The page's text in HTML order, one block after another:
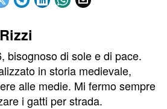
bisognoso di sole e di pace.
in storia medievale,
alle medie. Mi fermo sempre
i gatti per strada.